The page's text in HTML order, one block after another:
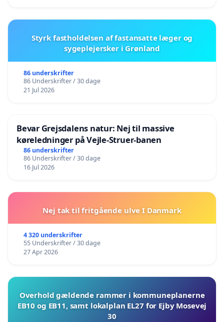
Styrk fastholdelsen af fastansatte læger og
sygeplejersker i Grønland
86 underskrifter
86 Underskrifter / 30 dage
21 Jul 2026
Bevar Grejsdalens natur: Nej til massive
køreledninger på Vejle-Struer-banen
86 underskrifter
86 Underskrifter / 30 dage
16 Jul 2026
Nej tak til fritgående ulve I Danmark
4 320 underskrifter
55 Underskrifter / 30 dage
27 Apr 2026
Overhold gældende rammer i kommuneplanerne
EB10 og EB11, samt lokalplan EL27 for Ejby Mosevej
30